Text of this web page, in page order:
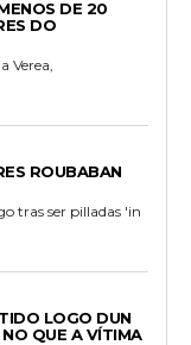
DE 20
DO
Verea,
ROUBABAN
tras ser pilladas 'in
LOGO DUN
QUE A VÍTIMA